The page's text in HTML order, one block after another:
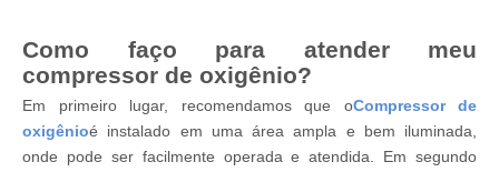
Como faço para atender meu
compressor de oxigênio?
Em primeiro lugar, recomendamos que oCompressor de
oxigênioé instalado em uma área ampla e bem iluminada,
onde pode ser facilmente operada e atendida. Em segundo